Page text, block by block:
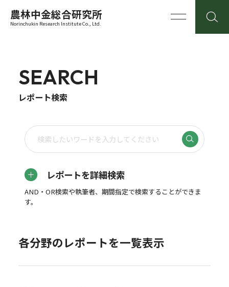
農林中金総合研究所
Norinchukin Research Institute Co., Ltd.
SEARCH
レポート検索
レポートを詳細検索
AND・OR検索や執筆者、期間指定で検索することができま
す。
各分野のレポートを一覧表示